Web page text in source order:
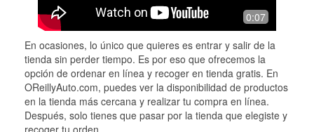
0:07
En ocasiones, lo único que quieres es entrar y salir de la
tienda sin perder tiempo. Es por eso que ofrecemos la
opción de ordenar en línea y recoger en tienda gratis. En
OReillyAuto.com, puedes ver la disponibilidad de productos
en la tienda más cercana y realizar tu compra en línea.
Después, solo tienes que pasar por la tienda que elegiste y
recoger tu orden.